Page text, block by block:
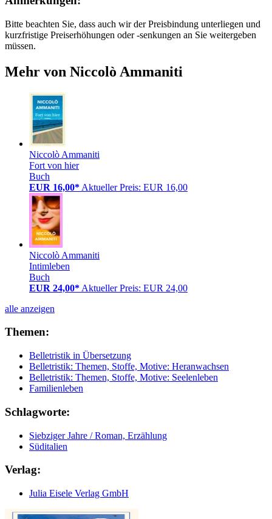
Bitte beachten Sie, dass auch wir der Preisbindung unterliegen und
kurzfristige Preiserhöhungen oder -senkungen an Sie weitergeben
müssen.
Mehr von Niccolò Ammaniti
Niccolò Ammaniti
Fort von hier
Buch
EUR 16,00* Aktueller Preis: EUR 16,00
Niccolò Ammaniti
Intimleben
Buch
EUR 24,00* Aktueller Preis: EUR 24,00
alle anzeigen
Themen:
Belletristik in Übersetzung
Belletristik: Themen, Stoffe, Motive: Heranwachsen
Belletristik: Themen, Stoffe, Motive: Seelenleben
Familienleben
Schlagworte:
Siebziger Jahre / Roman, Erzählung
Süditalien
Verlag:
Julia Eisele Verlag GmbH